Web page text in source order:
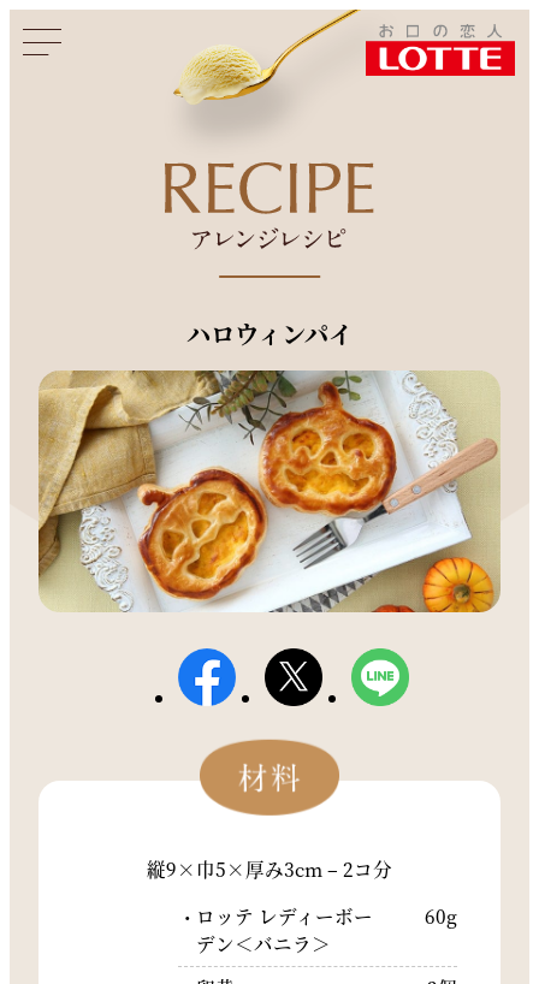
このページをシェアする
ハロウィンパイ
縦9×巾5×厚み3cm – 2コ分
ロッテ レディーボー
デン＜バニラ＞
60g